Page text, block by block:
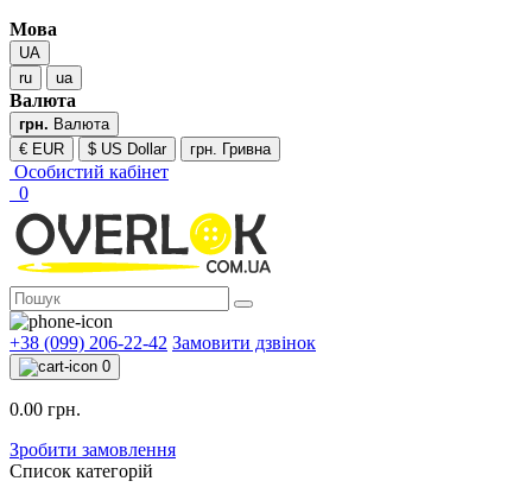
Мова
UA
ru
ua
Валюта
грн. Валюта
€ EUR
$ US Dollar грн. Гривна
Особистий кабінет
0
+38 (099) 206-22-42 Замовити дзвінок
0
0.00 грн.
Зробити замовлення
Список категорій